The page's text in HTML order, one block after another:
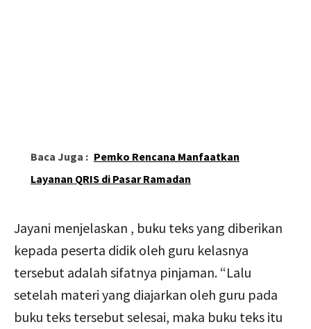
Baca Juga : Pemko Rencana Manfaatkan
Layanan QRIS di Pasar Ramadan
Jayani menjelaskan , buku teks yang diberikan
kepada peserta didik oleh guru kelasnya
tersebut adalah sifatnya pinjaman. “Lalu
setelah materi yang diajarkan oleh guru pada
buku teks tersebut selesai, maka buku teks itu